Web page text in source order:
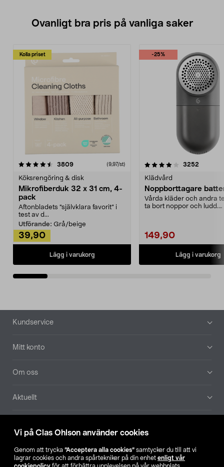
Vi på Clas Ohlson använder cookies
Genom att trycka ”Acceptera alla cookies” samtycker du till att vi
lagrar cookies och andra spårtekniker på din enhet enligt vår
Ovanligt bra pris på vanliga saker
Kolla priset
3809recensioner (9,97/st)
Köksrengöring & disk
Mikrofiberduk 32 x 31 cm, 4-
pack
Aftonbladets "självklara favorit” i
test av d...
Utförande: Grå/beige
39,90
Lägg i varukorg
-25%
4.0av 5 stjärnor 3252
Klädvård
Noppborttagare
Vårda kläder och andra
ta bort noppor och ludd.
149,90
Lägg i varukorg
4.5av 5 stjärnor
Sidfot
Kundservice
Mitt konto
Om oss
Aktuellt
Hitta butik